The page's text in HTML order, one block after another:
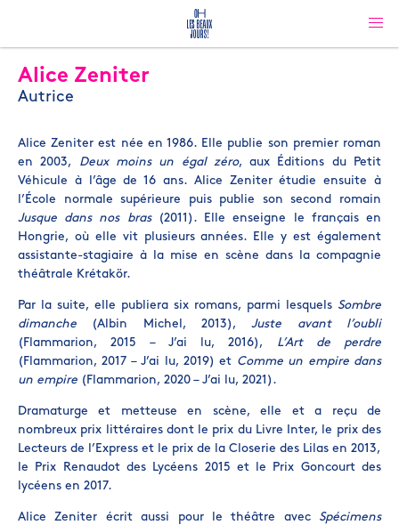
Alice Zeniter
Autrice
Alice Zeniter est née en 1986. Elle publie son premier roman
en 2003, Deux moins un égal zéro, aux Éditions du Petit
Véhicule à l’âge de 16 ans. Alice Zeniter étudie ensuite à
l’École normale supérieure puis publie son second romain
Jusque dans nos bras(2011). Elle enseigne le français en
Hongrie, où elle vit plusieurs années. Elle y est également
assistante-stagiaire à la mise en scène dans la compagnie
théâtrale Krétakör.
Par la suite, elle publiera six romans, parmi lesquels Sombre
dimanche (Albin Michel, 2013),Juste avant l’oubli
(Flammarion, 2015 – J’ai lu, 2016), L’Art de perdre
(Flammarion, 2017 – J’ai lu, 2019) et Comme un empire dans
un empire (Flammarion, 2020 – J’ai lu, 2021).
Dramaturge et metteuse en scène, elle et a reçu de
nombreux prix littéraires dont le prix du Livre Inter, le prix des
Lecteurs de l’Express et le prix de la Closerie des Lilas en 2013,
le Prix Renaudot des Lycéens 2015 et le Prix Goncourt des
lycéens en 2017.
Alice Zeniter écrit aussi pour le théâtre avec Spécimens